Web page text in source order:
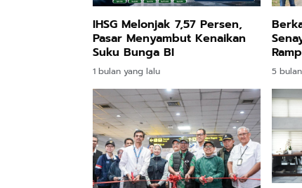
IHSG Melonjak 7,57 Persen,
Pasar Menyambut Kenaikan
Suku Bunga BI
1 bulan yang lalu 5